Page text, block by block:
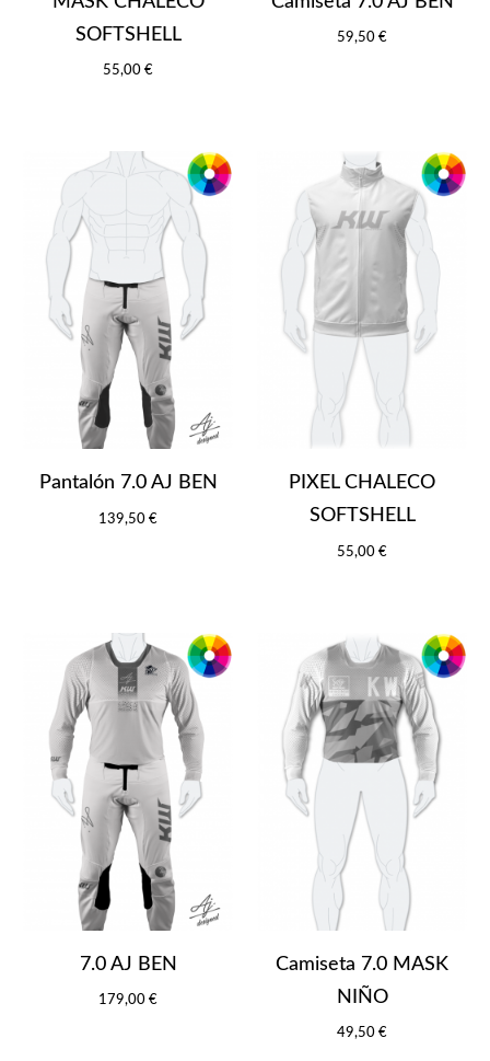
SOFTSHELL
55,00 €
59,50 €
Pantalón 7.0 AJ BEN
139,50 €
PIXEL CHALECO
SOFTSHELL
55,00 €
7.0 AJ BEN
179,00 €
Camiseta 7.0 MASK
NIÑO
49,50 €